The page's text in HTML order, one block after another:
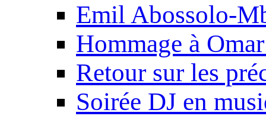
Emil Abossolo-
Hommage à
Retour sur les
Soirée DJ en